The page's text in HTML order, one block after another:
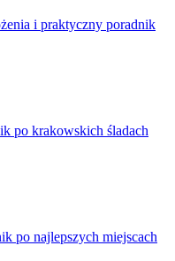
i praktyczny poradnik
po krakowskich śladach
po najlepszych miejscach